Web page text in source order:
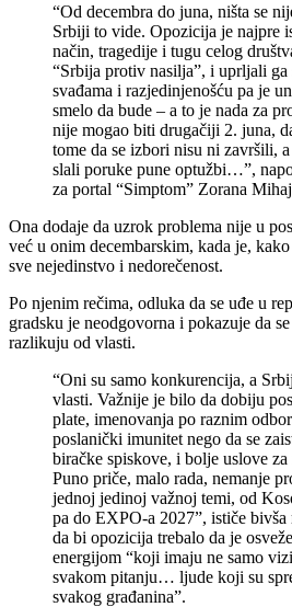
“Od decembra do juna, ništa se
Srbiji to vide. Opozicija je najpre
način, tragedije i tugu celog
“Srbija protiv nasilja”, i uprljali ga
svađama i razjedinjenošću pa je
smelo da bude – a to je nada za
nije mogao biti drugačiji 2. juna,
tome da se izbori nisu ni završili,
slali poruke pune optužbi…”,
za portal “Simptom” Zorana
Ona dodaje da uzrok problema nije u
već u onim decembarskim, kada je,
sve nejedinstvo i nedorečenost.
Po njenim rečima, odluka da se uđe u
gradsku je neodgovorna i pokazuje da
razlikuju od vlasti.
“Oni su samo konkurencija, a
vlasti. Važnije je bilo da dobiju
plate, imenovanja po raznim
poslanički imunitet nego da se
biračke spiskove, i bolje uslove
Puno priče, malo rada, nemanje
jednoj jedinoj važnoj temi, od
pa do EXPO-a 2027”, ističe
da bi opozicija trebalo da je
energijom “koji imaju ne samo
svakom pitanju… ljude koji su
svakog građanina”.